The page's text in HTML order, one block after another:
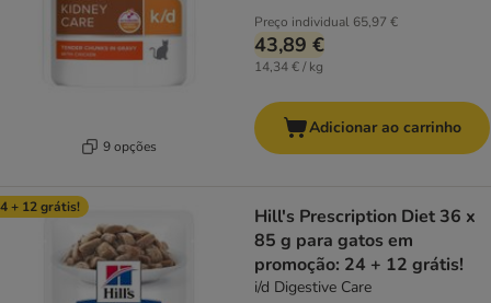
9 opções
Preço individual 65,97 €
43,89 €
14,34 € / kg
Adicionar ao carrinho
+ 12 grátis!
Hill's Prescription Diet 36 x
85 g para gatos em
promoção: 24 + 12 grátis!
i/d Digestive Care